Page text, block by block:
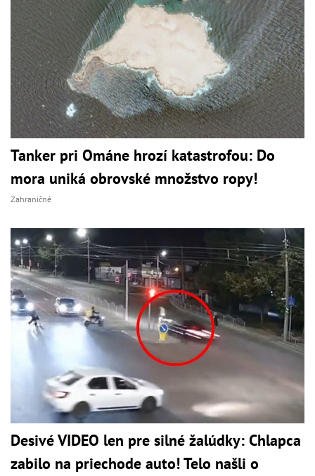
Tanker pri Ománe hrozí katastrofou: Do
mora uniká obrovské množstvo ropy!
Zahraničné
Desivé VIDEO len pre silné žalúdky: Chlapca
zabilo na priechode auto! Telo našli o